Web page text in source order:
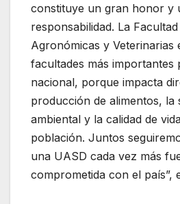
constituye un gran honor y
responsabilidad. La
Agronómicas y Veterinarias
facultades más importantes
nacional, porque impacta
producción de alimentos, la
ambiental y la calidad de
población. Juntos
una UASD cada vez más
comprometida con el país”,